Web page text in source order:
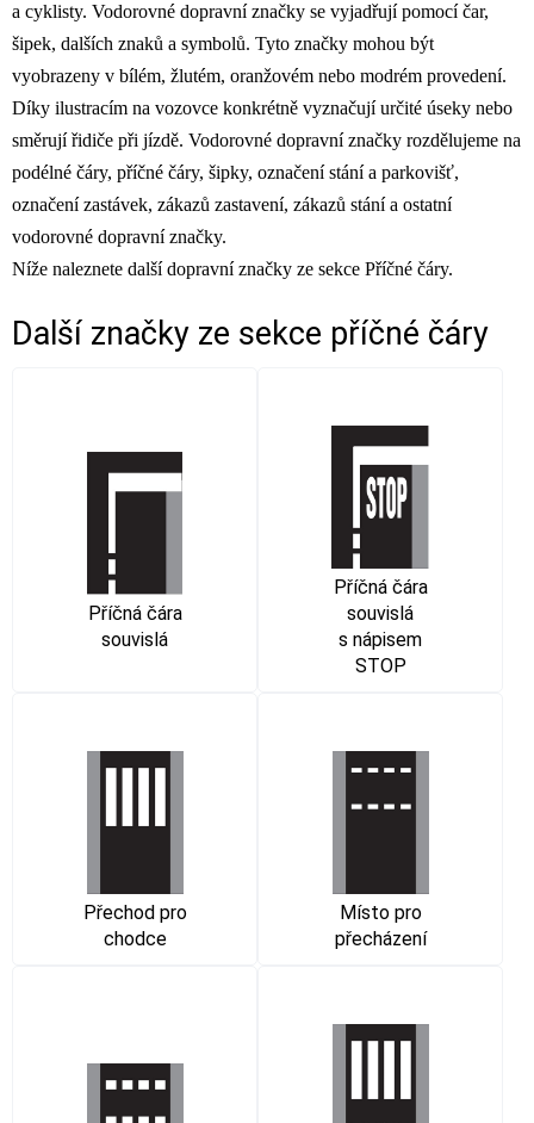
a cyklisty. Vodorovné dopravní značky se vyjadřují pomocí čar,
šipek, dalších znaků a symbolů. Tyto značky mohou být
vyobrazeny v bílém, žlutém, oranžovém nebo modrém provedení.
Díky ilustracím na vozovce konkrétně vyznačují určité úseky nebo
směrují řidiče při jízdě. Vodorovné dopravní značky rozdělujeme na
podélné čáry, příčné čáry, šipky, označení stání a parkovišť,
označení zastávek, zákazů zastavení, zákazů stání a ostatní
vodorovné dopravní značky.
Níže naleznete další dopravní značky ze sekce Příčné čáry.
Další značky ze sekce příčné čáry
Příčná čára
souvislá
Příčná čára
souvislá
s nápisem
STOP
Přechod pro
chodce
Místo pro
přecházení